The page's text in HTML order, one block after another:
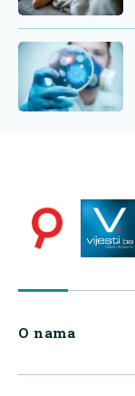
O nama